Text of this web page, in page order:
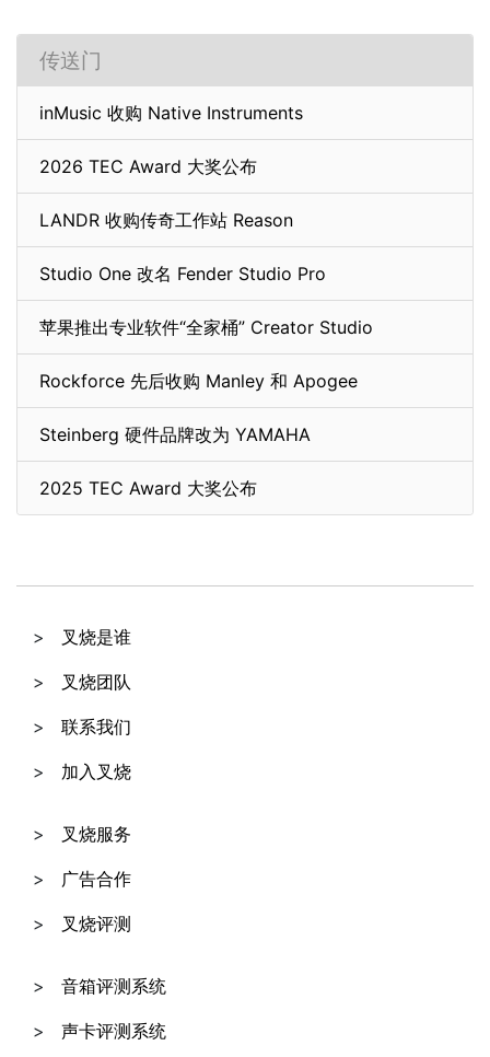
传送门
inMusic 收购 Native Instruments
2026 TEC Award 大奖公布
LANDR 收购传奇工作站 Reason
Studio One 改名 Fender Studio Pro
苹果推出专业软件“全家桶” Creator Studio
Rockforce 先后收购 Manley 和 Apogee
Steinberg 硬件品牌改为 YAMAHA
2025 TEC Award 大奖公布
叉烧是谁
叉烧团队
联系我们
加入叉烧
叉烧服务
广告合作
叉烧评测
音箱评测系统
声卡评测系统